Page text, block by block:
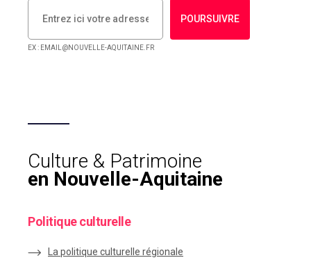
POURSUIVRE
EX : EMAIL@NOUVELLE-AQUITAINE.FR
Culture & Patrimoine
en Nouvelle-Aquitaine
Politique culturelle
La politique culturelle régionale